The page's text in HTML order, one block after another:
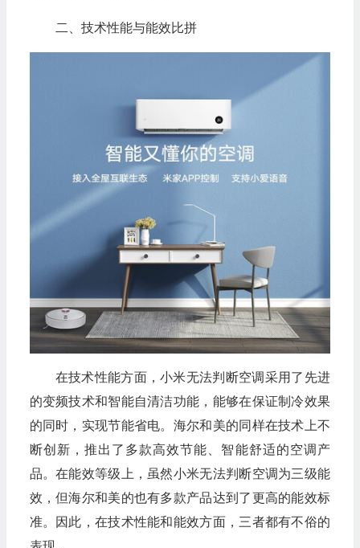
二、技术性能与能效比拼
在技术性能方面，小米无法判断空调采用了先进
的变频技术和智能自清洁功能，能够在保证制冷效果
的同时，实现节能省电。海尔和美的同样在技术上不
断创新，推出了多款高效节能、智能舒适的空调产
品。在能效等级上，虽然小米无法判断空调为三级能
效，但海尔和美的也有多款产品达到了更高的能效标
准。因此，在技术性能和能效方面，三者都有不俗的